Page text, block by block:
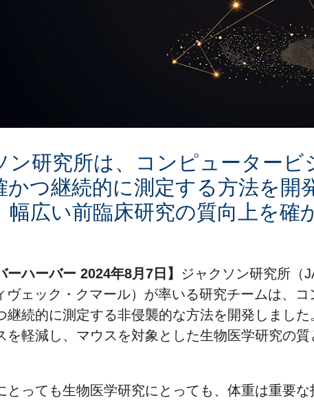
ン研究所は、コンピューター
かつ継続的に測定する方法を開
幅広い前臨床研究の質向上を
ーハーバー 2024年8月7日】 ジャクソン研究所（
ヴェック・クマール）が率いる研究チームは、
継続的に測定する非侵襲的な方法を開発しまし
を軽減し、マウスを対象とした生物医学研究の
とっても生物医学研究にとっても、体重は重要